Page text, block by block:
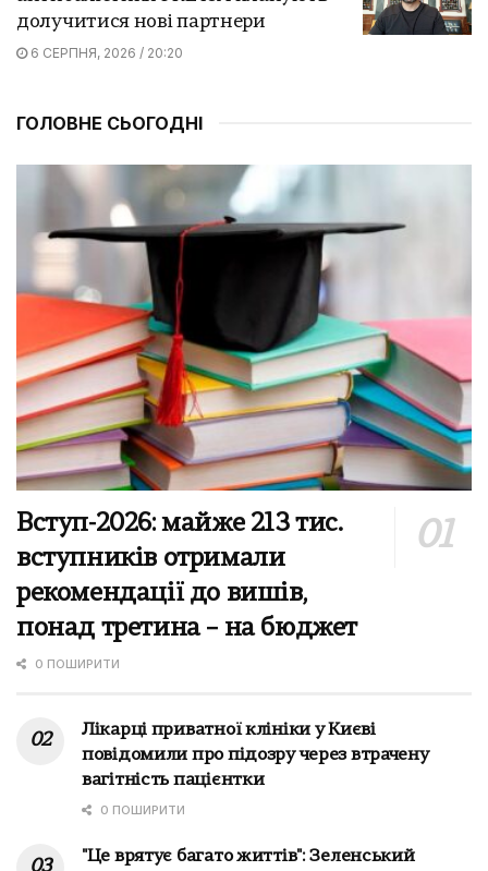
долучитися нові партнери
6 СЕРПНЯ, 2026 / 20:20
ГОЛОВНЕ СЬОГОДНІ
Вступ-2026: майже 213 тис.
вступників отримали
рекомендації до вишів,
понад третина – на бюджет
0 ПОШИРИТИ
Лікарці приватної клініки у Києві
повідомили про підозру через втрачену
вагітність пацієнтки
0 ПОШИРИТИ
"Це врятує багато життів": Зеленський